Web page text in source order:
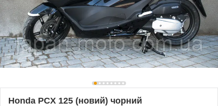
Honda PCX 125 (новий) чорний